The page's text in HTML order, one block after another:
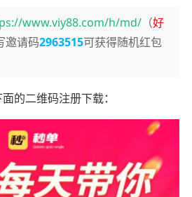
www.viy88.com/h/md/（好
邀请码2963515可获得随机红包
的二维码注册下载：